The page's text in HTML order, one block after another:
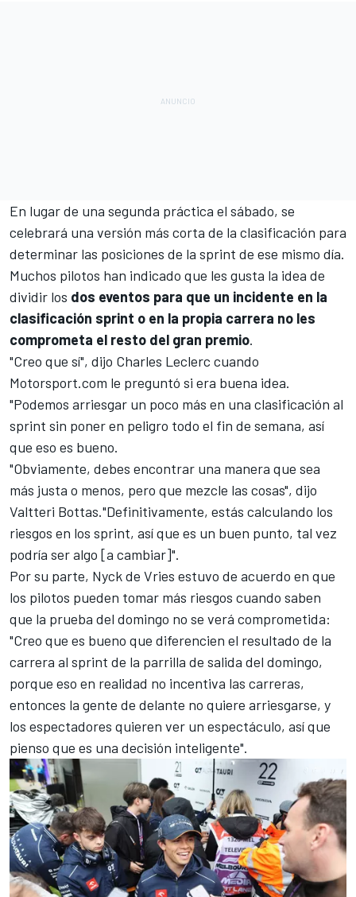
En lugar de una segunda práctica el sábado, se
celebrará una versión más corta de la clasificación para
determinar las posiciones de la sprint de ese mismo día.
Muchos pilotos han indicado que les gusta la idea de
dividir los dos eventos para que un incidente en la
clasificación sprint o en la propia carrera no les
comprometa el resto del gran premio.
"Creo que sí", dijo Charles Leclerc cuando
Motorsport.com le preguntó si era buena idea.
"Podemos arriesgar un poco más en una clasificación al
sprint sin poner en peligro todo el fin de semana, así
que eso es bueno.
"Obviamente, debes encontrar una manera que sea
más justa o menos, pero que mezcle las cosas", dijo
Valtteri Bottas."Definitivamente, estás calculando los
riesgos en los sprint, así que es un buen punto, tal vez
podría ser algo [a cambiar]".
Por su parte, Nyck de Vries estuvo de acuerdo en que
los pilotos pueden tomar más riesgos cuando saben
que la prueba del domingo no se verá comprometida:
"Creo que es bueno que diferencien el resultado de la
carrera al sprint de la parrilla de salida del domingo,
porque eso en realidad no incentiva las carreras,
entonces la gente de delante no quiere arriesgarse, y
los espectadores quieren ver un espectáculo, así que
pienso que es una decisión inteligente".